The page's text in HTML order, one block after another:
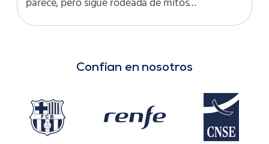
parece, pero sigue rodeada de mitos…
Confían en nosotros